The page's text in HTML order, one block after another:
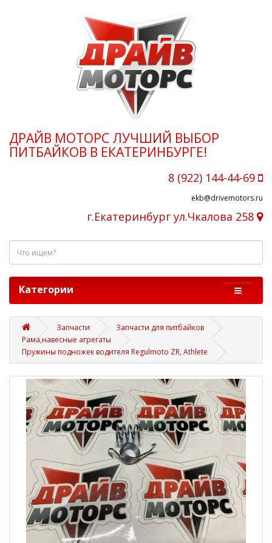
ДРАЙВ МОТОРС ЛУЧШИЙ ВЫБОР
ПИТБАЙКОВ В ЕКАТЕРИНБУРГЕ!
8 (922) 144-44-69
ekb@drivemotors.ru
г.Екатеринбург ул.Чкалова 258
Категории
Запчасти
Запчасти для питбайков
Рама,навесные агрегаты
Пружины подножек водителя Regulmoto ZR, Athlete